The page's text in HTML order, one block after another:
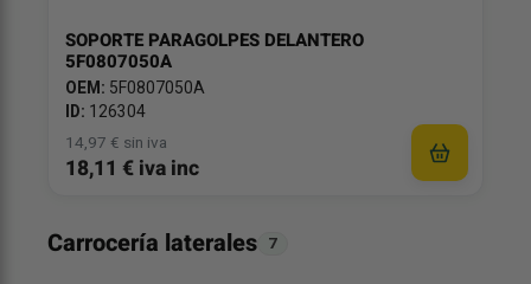
SOPORTE PARAGOLPES DELANTERO
5F0807050A
OEM: 5F0807050A
ID: 126304
14,97 € sin iva
18,11 € iva inc
Carrocería laterales 7